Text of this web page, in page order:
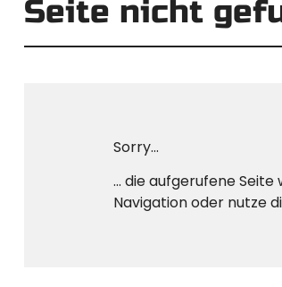
Seite nicht
Sorry...
... die aufgerufene
Navigation oder nutze